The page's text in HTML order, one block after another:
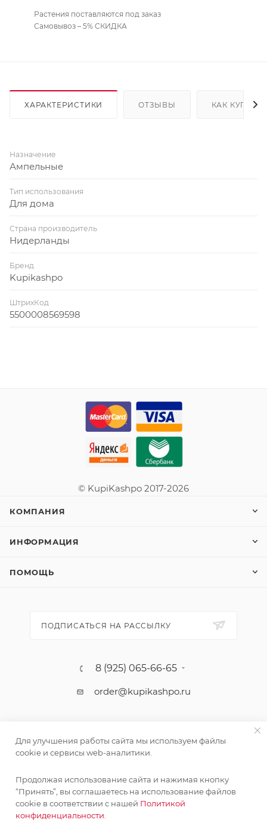
Растения поставляются под заказ
Самовывоз – 5% СКИДКА
ХАРАКТЕРИСТИКИ ОТЗЫВЫ КАК КУПИТЬ
Назначение
Ампельные
Тип использования
Для дома
Страна производитель
Нидерланды
Бренд
Kupikashpo
ШтрихКод
5500008569598
© KupiKashpo 2017-2026
КОМПАНИЯ
ИНФОРМАЦИЯ
ПОМОЩЬ
ПОДПИСАТЬСЯ НА РАССЫЛКУ
8 (925) 065-66-65
order@kupikashpo.ru
©КупиКашпо 2017-2026
Поставка живых растений осуществляется под заказ
сроком 3-4 недели с минимальной суммой заказа 10000
руб.!
Для улучшения работы сайта мы используем файлы
cookie и сервисы web-аналитики.
Продолжая использование сайта и нажимая кнопку
“Принять”, вы соглашаетесь на использование файлов
cookie в соответствии с нашей Политикой
конфиденциальности.